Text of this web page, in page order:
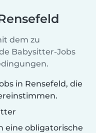
dem zu
Babysitter-Jobs
in Rensefeld, die
eine obligatorische